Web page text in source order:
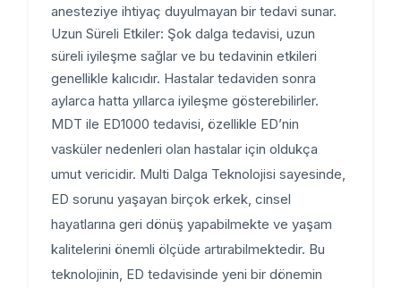
anesteziye ihtiyaç duyulmayan bir tedavi sunar.
Uzun Süreli Etkiler: Şok dalga tedavisi, uzun
süreli iyileşme sağlar ve bu tedavinin etkileri
genellikle kalıcıdır. Hastalar tedaviden sonra
aylarca hatta yıllarca iyileşme gösterebilirler.
MDT ile ED1000 tedavisi, özellikle ED’nin
vasküler nedenleri olan hastalar için oldukça
umut vericidir. Multi Dalga Teknolojisi sayesinde,
ED sorunu yaşayan birçok erkek, cinsel
hayatlarına geri dönüş yapabilmekte ve yaşam
kalitelerini önemli ölçüde artırabilmektedir. Bu
teknolojinin, ED tedavisinde yeni bir dönemin